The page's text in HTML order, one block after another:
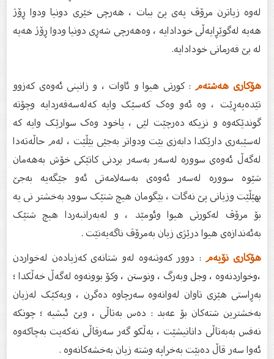
لەوە زیاترن مرۆڤ پەی پێ ببات ، هەرچی خێری دونیا ودوا ڕۆژ
هەیە لەگوێڕایەڵی خودادایە ، وەهەرچی شەڕی دونیا ودوا ڕۆژ هەیە
لە بێ فەرمانی خودادایە.
هۆکاری هەشتەم: کورتی هیوا و ئاوات ، و زانینی ئەوەی کەزوو
تێدەپەڕێت ، وە ئەو وەک کەسێک وایە کەلەسەفەردایە وچۆتە
گوندێکەوە و نزیکە دەرچێت لێی ، یاخود وەک سوارێک وایە کە
لەسێبەری دارێکدا دابەزی بێت ودواتر بەجێی بێڵێت ، لەم حاڵەتەدا
لەگەڵ ئەوەی سوورە لەسەر بەسەر بردنی کاتێکی خۆش بەهەمان
شێوە سوورە لەسەر ئەوەی بەسەلامەتی ئەو جێگەیە بەجێ
بهێڵێت وزیانی پێ نەگات ، بێگومان هیچ شتێک سوود بەخشتر نی یە
بۆ مرۆڤ لەکورتی هیوا وئومێد ، و لەبەرانبەردا هیچ شتێک
بەئەندازەی هیوا درێژی زیان بەمرۆڤ ناگەیەنێت .
هۆکاری نۆیەم: دوور کەوتنەوە لەو شتانەی کەزیادەن لەخواردن
،وخواردنەوە ، وجل وبەرگ ، ونوستن ، وکۆ بوونەوە لەگەڵ خەڵکدا ؛
بەڕاستی هێزی تاوان لەوانەوە سەرچاوە دەگرن ، ویەکێک لەزیان
بەخشترین شتەکان بۆ عەبد : دەس بەتاڵی ، وبێ ئیشیە ؛ چونکە
نەفس بەبەتاڵی دانانیشێت ، بەڵکو گەر سەرقاڵی نەکەیت بەچاکەوە
ئەوا سەر قاڵ دەبێت بەخراپە وشتە زیان بەخشەکانەوە .